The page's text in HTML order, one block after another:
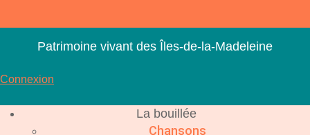
contenu
Patrimoine vivant des Îles-de-la-Madeleine
Connexion
La bouillée
Chansons